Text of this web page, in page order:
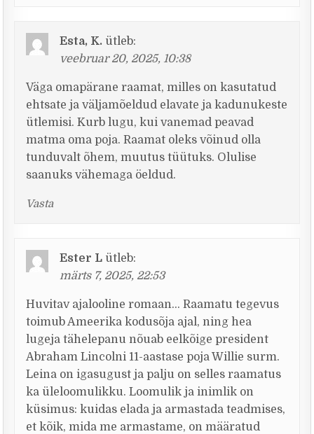
Esta, K. ütleb:
veebruar 20, 2025, 10:38
Väga omapärane raamat, milles on kasutatud
ehtsate ja väljamõeldud elavate ja kadunukeste
ütlemisi. Kurb lugu, kui vanemad peavad
matma oma poja. Raamat oleks võinud olla
tunduvalt õhem, muutus tüütuks. Olulise
saanuks vähemaga öeldud.
Vasta
Ester L ütleb:
märts 7, 2025, 22:53
Huvitav ajalooline romaan… Raamatu tegevus
toimub Ameerika kodusõja ajal, ning hea
lugeja tähelepanu nõuab eelkõige president
Abraham Lincolni 11-aastase poja Willie surm.
Leina on igasugust ja palju on selles raamatus
ka üleloomulikku. Loomulik ja inimlik on
küsimus: kuidas elada ja armastada teadmises,
et kõik, mida me armastame, on määratud